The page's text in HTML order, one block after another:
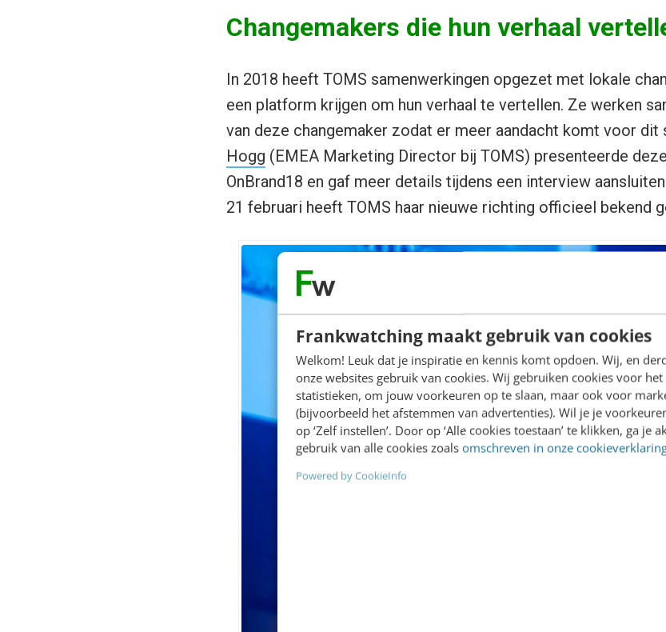
Frankwatching maakt gebruik van cookies
Welkom! Leuk dat je inspiratie en kennis komt opdoen. Wij, en
onze websites gebruik van cookies. Wij gebruiken cookies voor
statistieken, om jouw voorkeuren op te slaan, maar ook voor
(bijvoorbeeld het afstemmen van advertenties). Wil je je
op ‘Zelf instellen’. Door op ‘Alle cookies toestaan’ te klikken, ga je
gebruik van alle cookies zoals omschreven in onze
Powered by CookieInfo
Changemakers die hun verhaal
In 2018 heeft TOMS samenwerkingen opgezet met lokale
een platform krijgen om hun verhaal te vertellen. Ze werken
van deze changemaker zodat er meer aandacht komt voor dit
Hogg (EMEA Marketing Director bij TOMS) presenteerde
OnBrand18 en gaf meer details tijdens een interview
21 februari heeft TOMS haar nieuwe richting officieel bekend